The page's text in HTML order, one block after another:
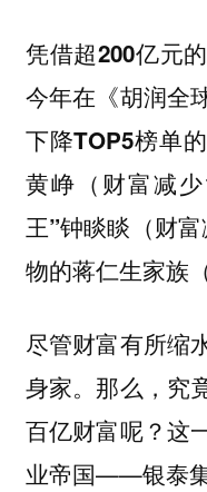
凭借超200亿元
今年在《胡润全
下降TOP5榜单
黄峥（财富减
王”钟睒睒（财
物的蒋仁生家族
尽管财富有所缩
身家。那么，究
百亿财富呢？这
业帝国——银泰集